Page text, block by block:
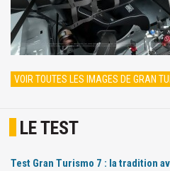
VOIR TOUTES LES IMAGES DE GRAN
LE TEST
Test Gran Turismo 7 : la tradition